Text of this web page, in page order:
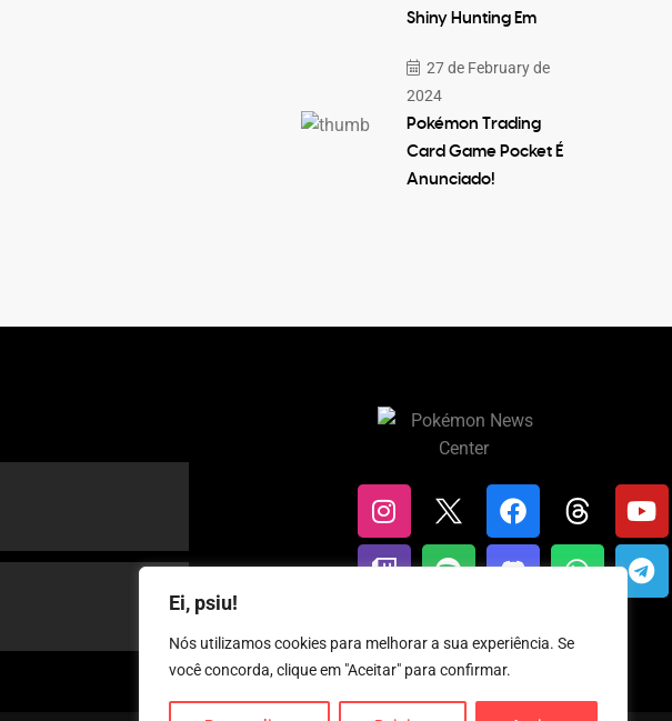
Ei, psiu!
Nós utilizamos cookies para melhorar a sua experiência. Se
você concorda, clique em "Aceitar" para confirmar.
Shiny Hunting Em
27 de February de
2024
Pokémon Trading
Card Game Pocket É
Anunciado!